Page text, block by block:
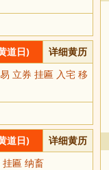
道日) 详细黄历
立券 挂匾 入宅 移
道日) 详细黄历
匾 纳畜